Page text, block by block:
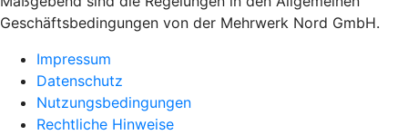
Geschäftsbedingungen von der Mehrwerk Nord GmbH.
Impressum
Datenschutz
Nutzungsbedingungen
Rechtliche Hinweise